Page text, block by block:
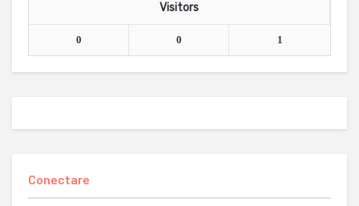
Visitors
0 0 1
Conectare